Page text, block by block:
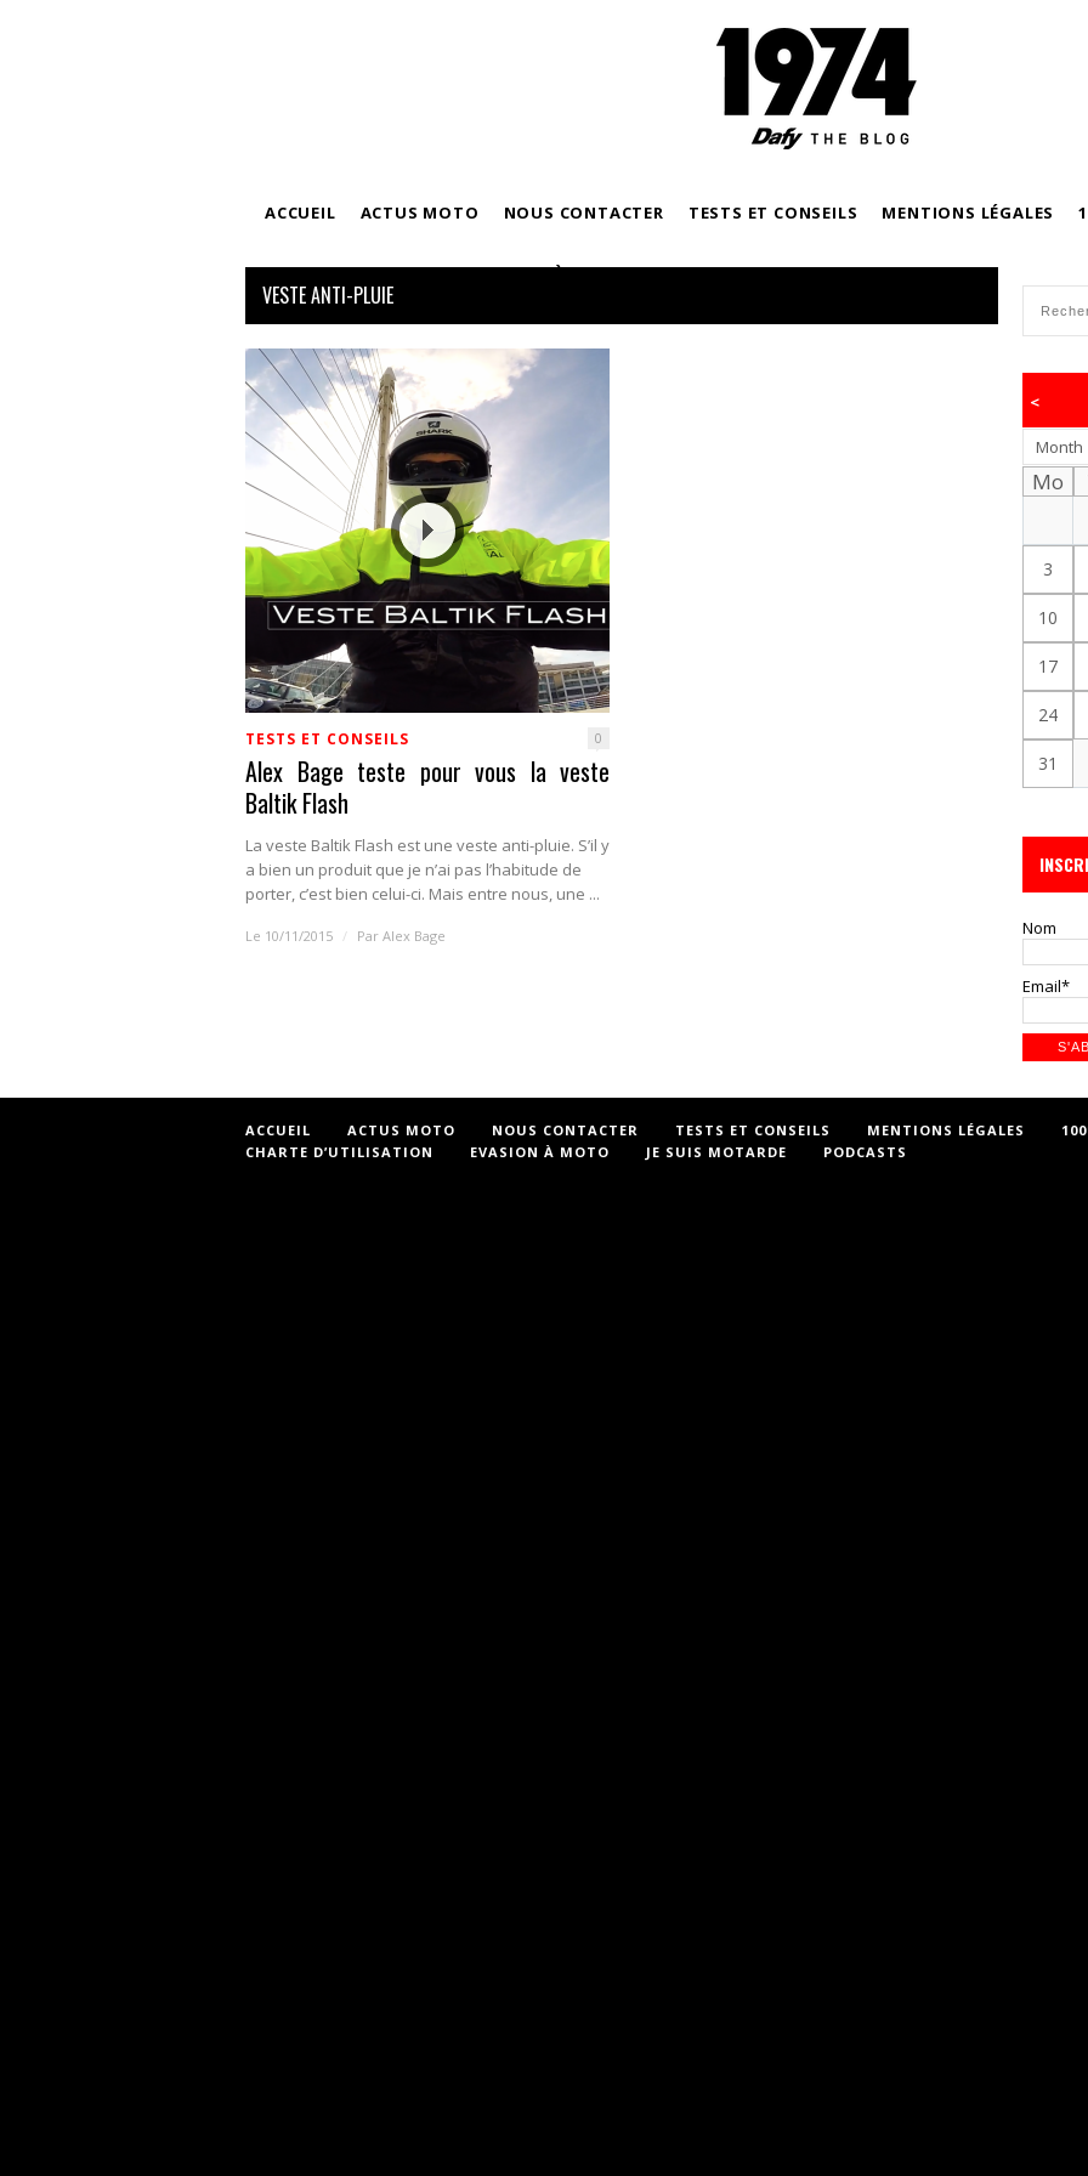
ACCUEIL ACTUS MOTO NOUS CONTACTER TESTS ET CONSEILS MENTIONS LÉGALES
CHARTE D’UTILISATION EVASION À MOTO JE SUIS MOTARDE PODCASTS
VESTE ANTI-PLUIE
TESTS ET CONSEILS 0
Alex Bage teste pour vous la veste
Baltik Flash
La veste Baltik Flash est une veste anti-pluie. S’il y
a bien un produit que je n’ai pas l’habitude de
porter, c’est bien celui-ci. Mais entre nous, une ...
Le 10/11/2015 / Par Alex Bage
<
Month
Mo
3
10
17
24
31
Nom
Email*
ACCUEIL ACTUS MOTO NOUS CONTACTER TESTS ET CONSEILS MENTIONS LÉGALES
CHARTE D’UTILISATION
EVASION À MOTO JE SUIS MOTARDE PODCASTS